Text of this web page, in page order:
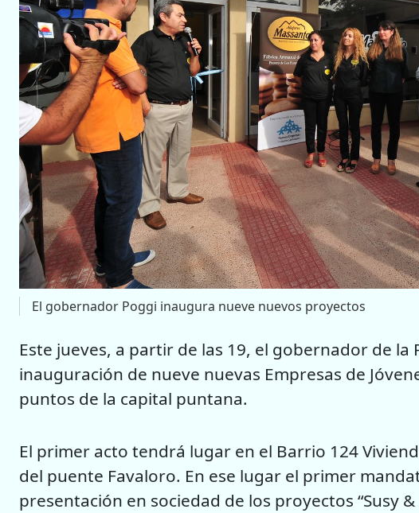
El gobernador Poggi inaugura nueve nuevos proyectos
Este jueves, a partir de las 19, el gobernador de la
inauguración de nueve nuevas Empresas de
puntos de la capital puntana.
El primer acto tendrá lugar en el Barrio 124
del puente Favaloro. En ese lugar el primer
presentación en sociedad de los proyectos “Susy